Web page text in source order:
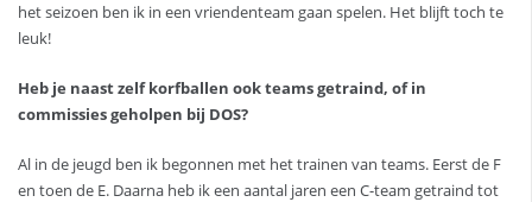
het seizoen ben ik in een vriendenteam gaan spelen. Het blijft toch te
leuk!
Heb je naast zelf korfballen ook teams getraind, of in
commissies geholpen bij DOS?
Al in de jeugd ben ik begonnen met het trainen van teams. Eerst de F
en toen de E. Daarna heb ik een aantal jaren een C-team getraind tot